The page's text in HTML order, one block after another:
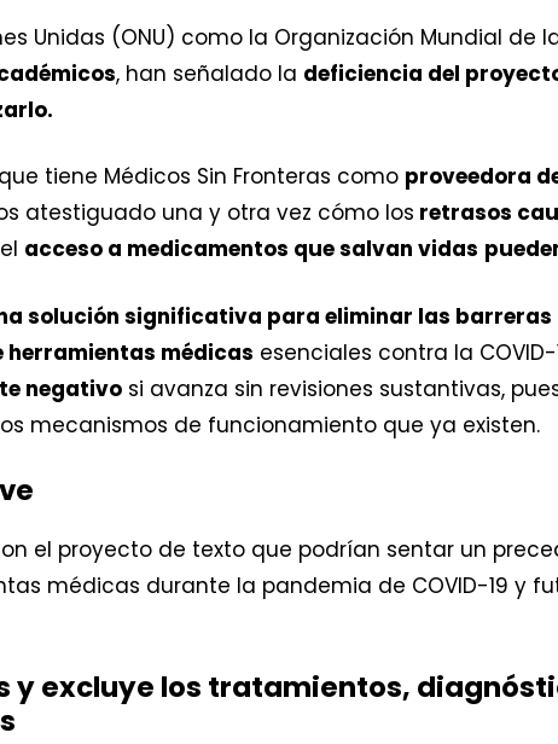
Unidas (ONU) como la Organización Mundial de la
, han señalado la deficiencia del
tiene Médicos Sin Fronteras como proveedora
atestiguado una y otra vez cómo los retrasos
acceso a medicamentos que salvan vidas
solución significativa para eliminar las barreras
médicas esenciales contra la
negativo si avanza sin revisiones sustantivas,
mecanismos de funcionamiento que ya existen.
el proyecto de texto que podrían sentar un
médicas durante la pandemia de COVID-19 y
y excluye los tratamientos,